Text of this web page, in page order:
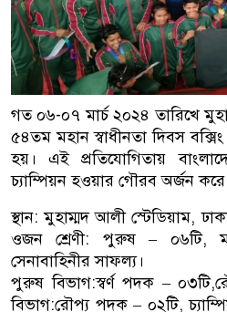
গত ০৬-০৭ মার্চ ২০২৪ তারিখে
৫৪তম মহান স্বাধীনতা দিবস
হয়। এই প্রতিযোগিতায়
চ্যাম্পিয়ন হওয়ার গৌরব অর্জন
স্থান: মুহাম্মদ আলী স্টেডিয়াম,
ওজন শ্রেণী: পুরুষ – ০৬টি,
সেনাবাহিনীর সাফল্য।
পুরুষ বিভাগ:স্বর্ণ পদক –
বিভাগ:রৌপ্য পদক – ০২টি,